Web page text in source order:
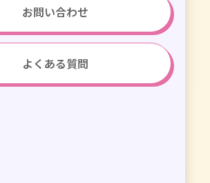
お問い合わせ
よくある質問